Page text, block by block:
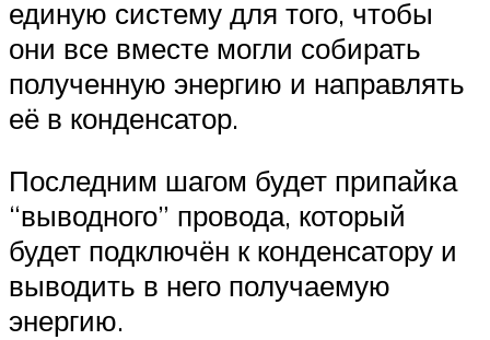
единую систему для того, чтобы
они все вместе могли собирать
полученную энергию и направлять
её в конденсатор.
Последним шагом будет припайка
“выводного” провода, который
будет подключён к конденсатору и
выводить в него получаемую
энергию.